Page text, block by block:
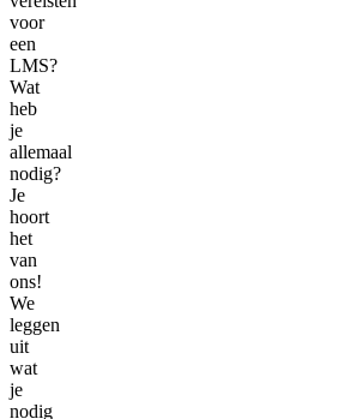
voor
een
LMS?
Wat
heb
je
allemaal
nodig?
Je
hoort
het
van
ons!
We
leggen
uit
wat
je
nodig